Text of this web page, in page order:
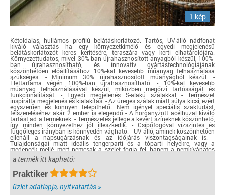
1 kép
Kétoldalas, hullámos profilú belátáskorlátozó. Tartós, UV-álló nádfonat
kiváló választás ha egy környezetkímélő és egyedi megjelenésű
belátáskorlátozót keres kerítésére, teraszára vagy kerti elhatárolójára.
Környezettudatos, mivel 30%-ban újrahasznosított anyagból készül, 100%-
ban újrahasznosítható, és innovatív gyártástechnológiájának
köszönhetően előállításához 10%-kal kevesebb műanyag felhasználása
szükséges. - Minimum 30% újrahasznosított műanyagból készül. -
Élettartama végén 100%-ban újrahasznosítható. - 10%-kal kevesebb
műanyag felhasználásával készül, miközben megőrzi tartósságát és
funkcionalitását. - Egyedi megjelenés S-alakú szálakkal - Természet
inspirálta megjelenés és kialakítás. - Az üreges szálak miatt súlya kicsi, ezért
egyszerűen és könnyen telepíthető. Nem igényel speciális szaktudást,
felszereléséhez akár 2 ember is elegendő - A horganyzott acélhuzal kiváló
tartást ad a terméknek. - Természetes jellege a kevert színeknek köszönhető,
így minden környezethez jól illeszkedik. - Csípőfogóval vízszintes és
függőleges irányban is könnyedén vágható. - UV álló, aminek köszönhetően
ellenáll a napsugárzásnak és az időjárás viszontagságainak is. -
Tulajdonságai miatt ideális tengerparti és a tóparti helyekre, vagy a
medencék mellé, mert nemcsak a szelet fogja fel, hanem a nemkívánatos
tekinteteket is kiszűri. - Anyaga: PVC + HDPE rögzítő szálak - Nádméret:
+/-19 mm - Színe: antracit - UV-álló: Igen - Belátáskorlátozó hatás: 3
(közepes/middle) - Garancia: 3 év - Spanyolországban gyártott termék -
Catral sajátgyártású termék - Rögzítés: FIXCANE rögzítővel függőleges és
vízszintes irányban is 50 cm-enként a stabil kerítésen, korláton. - Rögzítési
TIPP: szeles területen való felszerelés során érdemes sűrűbben rögzíteni, kb.
30 cm-enként
a termék itt kapható:
Praktiker
üzlet adatlapja, nyitvatartás »